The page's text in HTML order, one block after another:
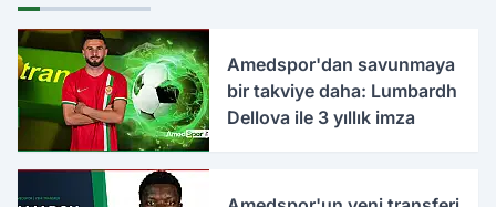
Amedspor'dan savunmaya
bir takviye daha: Lumbardh
Dellova ile 3 yıllık imza